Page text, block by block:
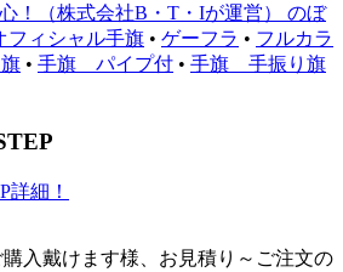
！（株式会社B・T・Iが運営） のぼ
フィシャル手旗 • ゲーフラ • フルカラ
• 手旗 パイプ付 • 手旗 手振り旗
詳細！
入戴けます様、お見積り～ご注文の